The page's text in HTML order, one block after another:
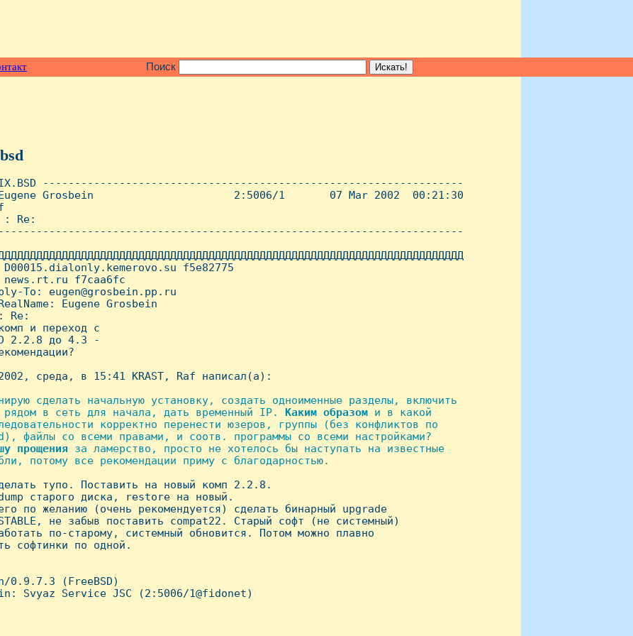
Поиск
------------------------------------------------------------------
Grosbein                      2:5006/1       07 Mar 2002  00:21:30
: Re:
D00015.dialonly.kemerovo.su f5e82775
news.rt.ru f7caa6fc
To: eugen@grosbein.pp.ru
Eugene Grosbein
Re:
и переход с
2.2.8 до 4.3 -
среда, в 15:41 KRAST, Raf написал(а):
сделать начальную установку, создать одноименные разделы, включить
рядом в сеть для начала, дать временный IP.
Каким образом и в какой
корректно перенести юзеров, группы (без конфликтов по
файлы со всеми правами, и соотв. программы со всеми настройками?
прощения за ламерство, просто не хотелось бы наступать на известные
потому все рекомендации приму с благодарностью.
тупо. Поставить на новый комп 2.2.8.
старого диска, restore на новый.
по желанию (очень рекомендуется) сделать бинарный upgrade
не забыв поставить compat22. Старый софт (не системный)
по-старому, системный обновится. Потом можно плавно
софтинки по одной.
(FreeBSD)
Svyaz Service JSC (2:5006/1@fidonet)